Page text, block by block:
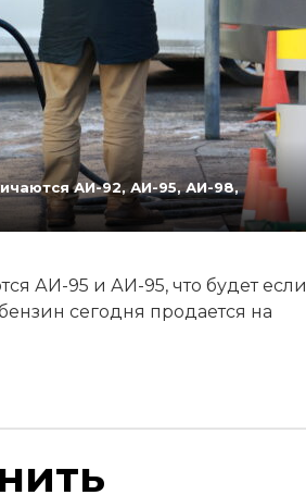
АИ-92, АИ-95, АИ-98,
АИ-95 и АИ-95, что будет если
сегодня продается на